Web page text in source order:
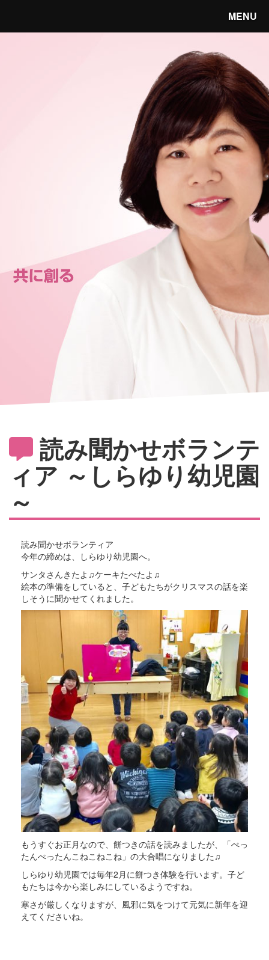
MENU
読み聞かせボランテ
ィア ～しらゆり幼児園
～
読み聞かせボランティア
今年の締めは、しらゆり幼児園へ。
サンタさんきたよ♫ケーキたべたよ♫
絵本の準備をしていると、子どもたちがクリスマスの話を楽
しそうに聞かせてくれました。
もうすぐお正月なので、餅つきの話を読みましたが、「ぺっ
たんぺったんこねこねこね」の大合唱になりました♫
しらゆり幼児園では毎年2月に餅つき体験を行います。子ど
もたちは今から楽しみにしているようですね。
寒さが厳しくなりますが、風邪に気をつけて元気に新年を迎
えてくださいね。